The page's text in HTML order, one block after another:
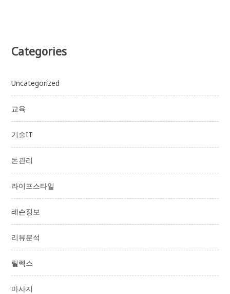
Categories
Uncategorized
교육
기술IT
돈관리
라이프스타일
레슨정보
리뷰분석
릴렉스
마사지